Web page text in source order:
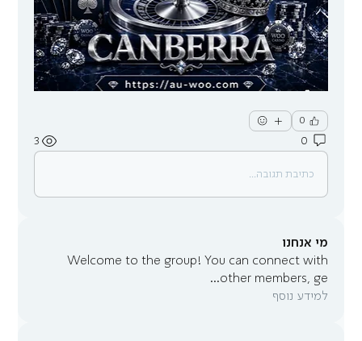
0
0
3
כתיבת תגובה...
מי אנחנו
Welcome to the group! You can connect with
other members, ge
...
למידע נוסף